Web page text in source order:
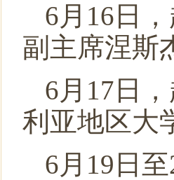
6月16日
副主席涅斯
6月17日
利亚地区大
6月19日